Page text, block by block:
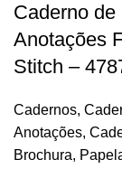
Caderno de
Anotações
Stitch –
Cadernos,
Anotações,
Brochura,